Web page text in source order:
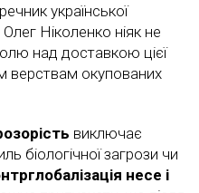
української
Ніколенко ніяк не
над доставкою цієї
верствам окупованих
виключає
біологічної загрози чи
несе і